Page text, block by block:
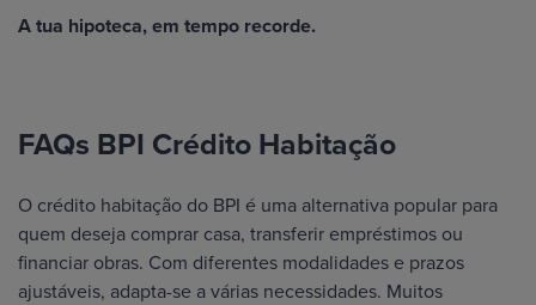
A tua hipoteca, em tempo recorde.
FAQs BPI Crédito Habitação
O crédito habitação do BPI é uma alternativa popular para
quem deseja comprar casa, transferir empréstimos ou
financiar obras. Com diferentes modalidades e prazos
ajustáveis, adapta-se a várias necessidades. Muitos